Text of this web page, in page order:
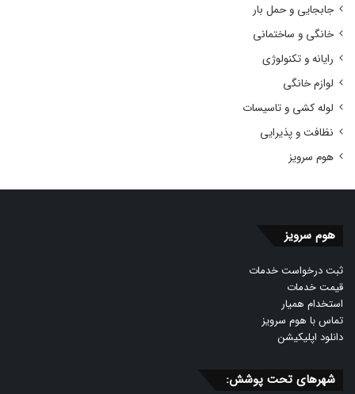
جابجایی و حمل بار
خانگی و ساختمانی
رایانه و تکنولوژی
لوازم خانگی
لوله کشی و تاسیسات
نظافت و پذیرایی
هوم سرویز
هوم سرویز
ثبت درخواست خدمات
قیمت خدمات
استخدام همیار
تماس با هوم سرویز
دانلود اپلیکیشن
شهرهای تحت پوشش: